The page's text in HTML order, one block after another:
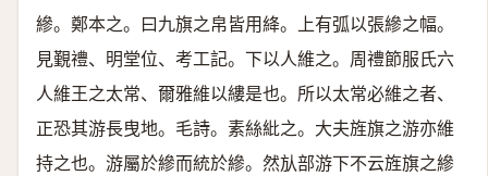
縿。鄭本之。曰九旗之帛皆用絳。上有弧以張縿之幅。
見覲禮、明堂位、考工記。下以人維之。周禮節服氏六
人維王之太常、爾雅維以縷是也。所以太常必維之者、
正恐其游長曳地。毛詩。素絲紕之。大夫旌旗之游亦維
持之也。游屬於縿而統於縿。然㫃部游下不云旌旗之縿